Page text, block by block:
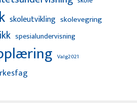
skoleutvikling skolevegring
spesialundervisning
Valg2021